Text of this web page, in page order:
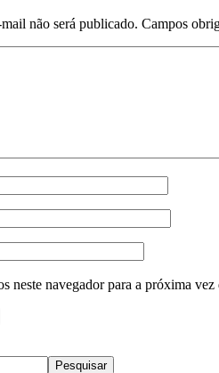
não será publicado. Campos
neste navegador para a próxima vez
Pesquisar